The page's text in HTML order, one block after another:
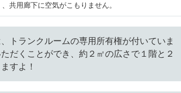
共用廊下に空気がこもりません。
トランクルームの専用所有権が付いていま
だくことができ、約２㎡の広さで１階と２
すよ！